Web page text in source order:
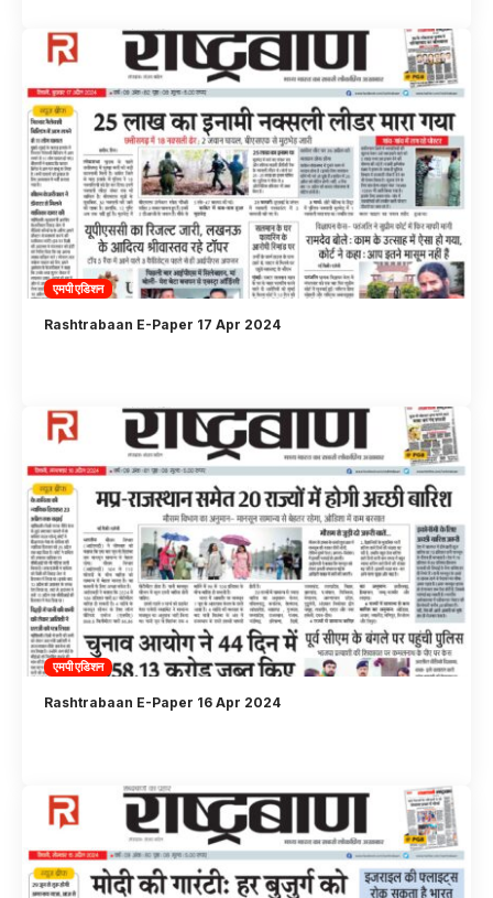
एमपी एडिशन
Rashtrabaan E-Paper 17 Apr 2024
एमपी एडिशन
Rashtrabaan E-Paper 16 Apr 2024